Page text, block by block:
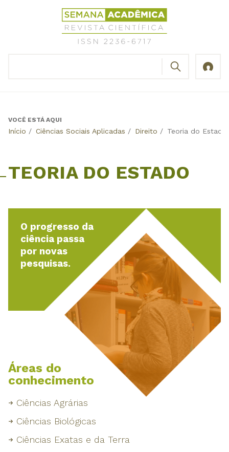
Revista
Científica
Semana
Back
VOCÊ ESTÁ AQUI
Início / Ciências Sociais Aplicadas / Direito / Teoria do Estado
TEORIA DO ESTADO
O progresso da
ciência passa
por novas
pesquisas.
Áreas do
conhecimento
Ciências Agrárias
Ciências Biológicas
Ciências Exatas e da Terra